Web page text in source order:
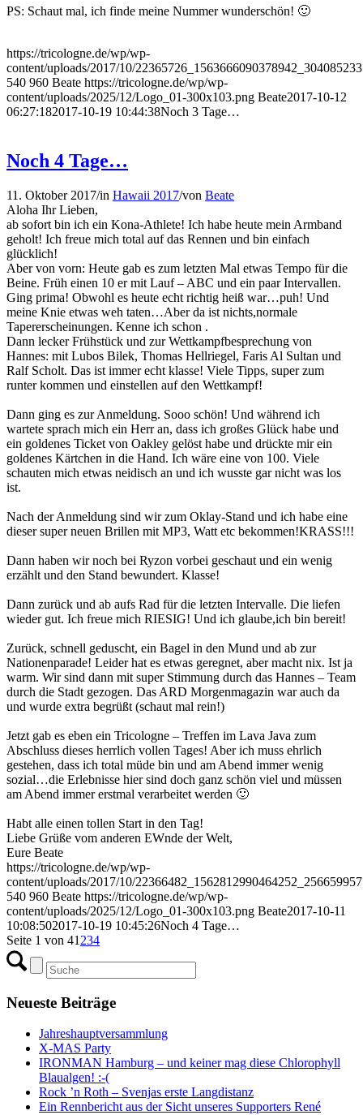
PS: Schaut mal, ich finde meine Nummer wunderschön! 🙂
https://tricologne.de/wp/wp-
content/uploads/2017/10/
540 960 Beate https://tricologne.de/wp/wp-
content/uploads/2025/12/Logo_01-300x103.png Beate2017-10-12
06:27:182017-10-19 10:44:38Noch 3 Tage…
Noch 4 Tage…
11. Oktober 2017/in Hawaii 2017/von Beate
Aloha Ihr Lieben,
ab sofort bin ich ein Kona-Athlete! Ich habe heute mein Armband
geholt! Ich freue mich total auf das Rennen und bin einfach
glücklich!
Aber von vorn: Heute gab es zum letzten Mal etwas Tempo für die
Beine. Früh einen 10 er mit Lauf – ABC und ein paar Intervallen.
Ging prima! Obwohl es heute echt richtig heiß war…puh! Und
meine Knie etwas weh taten…Aber da ist nichts,normale
Tapererscheinungen. Kenne ich schon .
Dann lecker Frühstück und zur Wettkampfbesprechung von
Hannes: mit Lubos Bilek, Thomas Hellriegel, Faris Al Sultan und
Ralf Scholt. Das ist immer echt klasse! Viele Tipps, super zum
runter kommen und einstellen auf den Wettkampf!
Dann ging es zur Anmeldung. Sooo schön! Und während ich
wartete sprach mich ein Herr an, dass ich großes Glück habe und
ein goldenes Ticket von Oakley gelöst habe und drückte mir ein
goldenes Kärtchen in die Hand. Ich wäre eine von 100. Viele
schauten mich etwas neidisch an und ich wusste gar nicht was los
ist.
Nach der Anmeldung sind wir zum Oklay-Stand und ich habe eine
dieser super neuen Brillen mit MP3, Watt etc bekommen!KRASS!!!
Dann haben wir noch bei Ryzon vorbei geschaut und ein wenig
erzählt und den Stand bewundert. Klasse!
Dann zurück und ab aufs Rad für die letzten Intervalle. Die liefen
wieder gut. Ich freue mich RIESIG! Und ich glaube,ich bin bereit!
Zurück, schnell geduscht, ein Bagel in den Mund und ab zur
Nationenparade! Leider hat es etwas geregnet, aber macht nix. Ist ja
warm. Wir sind dann mit super Stimmung durch das Hannes – Team
durch die Stadt gezogen. Das ARD Morgenmagazin war auch da
und wurde extra begrüßt (schaut mal rein!)
Jetzt gab es eben ein Tricologne – Treffen im Lava Java zum
Abschluss dieses herrlich vollen Tages! Aber ich muss ehrlich
gestehen, dass ich total müde bin und am Abend immer wenig
sozial…die Erlebnisse hier sind doch ganz schön viel und müssen
am Abend immer erstmal verarbeitet werden 🙂
Habt alle einen tollen Start in den Tag!
Liebe Grüße vom anderen EWnde der Welt,
Eure Beate
https://tricologne.de/wp/wp-
content/uploads/2017/10/
540 960 Beate https://tricologne.de/wp/wp-
content/uploads/2025/12/Logo_01-300x103.png Beate2017-10-11
10:08:502017-10-19 10:45:26Noch 4 Tage…
Seite 1 von 41 234
Neueste Beiträge
Jahreshauptversammlung
X-MAS Party
IRONMAN Hamburg – und keiner mag diese Chlorophyll
Blaualgen! :-(
Rock ’n Roth – Svenjas erste Langdistanz
Ein Rennbericht aus der Sicht unseres Supporters René